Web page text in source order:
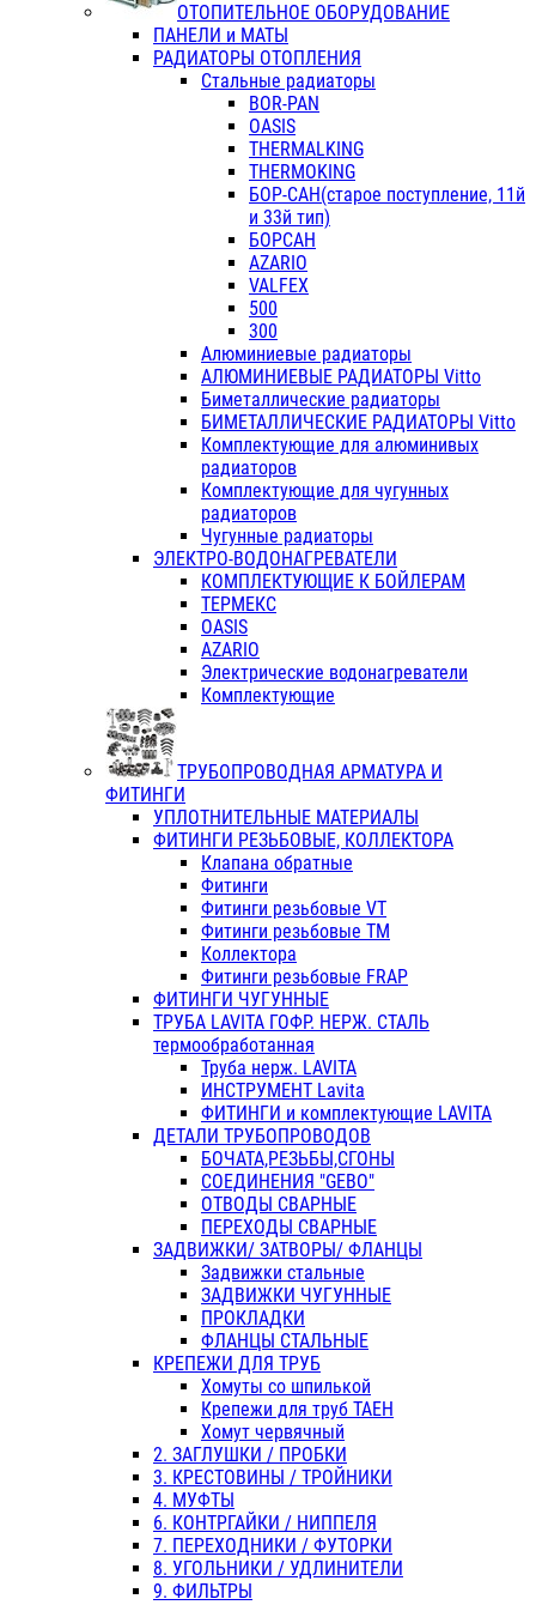
ОТОПИТЕЛЬНОЕ ОБОРУДОВАНИЕ
ПАНЕЛИ и МАТЫ
РАДИАТОРЫ ОТОПЛЕНИЯ
Стальные радиаторы
BOR-PAN
OASIS
THERMALKING
THERMOKING
БОР-САН(старое поступление, 11й
и 33й тип)
БОРСАН
AZARIO
VALFEX
500
300
Алюминиевые радиаторы
АЛЮМИНИЕВЫЕ РАДИАТОРЫ Vitto
Биметаллические радиаторы
БИМЕТАЛЛИЧЕСКИЕ РАДИАТОРЫ Vitto
Комплектующие для алюминивых
радиаторов
Комплектующие для чугунных
радиаторов
Чугунные радиаторы
ЭЛЕКТРО-ВОДОНАГРЕВАТЕЛИ
КОМПЛЕКТУЮЩИЕ К БОЙЛЕРАМ
ТЕРМЕКС
OASIS
AZARIO
Электрические водонагреватели
Комплектующие
ТРУБОПРОВОДНАЯ АРМАТУРА И
ФИТИНГИ
УПЛОТНИТЕЛЬНЫЕ МАТЕРИАЛЫ
ФИТИНГИ РЕЗЬБОВЫЕ, КОЛЛЕКТОРА
Клапана обратные
Фитинги
Фитинги резьбовые VT
Фитинги резьбовые ТМ
Коллектора
Фитинги резьбовые FRAP
ФИТИНГИ ЧУГУННЫЕ
ТРУБА LAVITA ГОФР. НЕРЖ. СТАЛЬ
термообработанная
Труба нерж. LAVITA
ИНСТРУМЕНТ Lavita
ФИТИНГИ и комплектующие LAVITA
ДЕТАЛИ ТРУБОПРОВОДОВ
БОЧАТА,РЕЗЬБЫ,СГОНЫ
СОЕДИНЕНИЯ "GEBO"
ОТВОДЫ СВАРНЫЕ
ПЕРЕХОДЫ СВАРНЫЕ
ЗАДВИЖКИ/ ЗАТВОРЫ/ ФЛАНЦЫ
Задвижки стальные
ЗАДВИЖКИ ЧУГУННЫЕ
ПРОКЛАДКИ
ФЛАНЦЫ СТАЛЬНЫЕ
КРЕПЕЖИ ДЛЯ ТРУБ
Хомуты со шпилькой
Крепежи для труб ТАЕН
Хомут червячный
2. ЗАГЛУШКИ / ПРОБКИ
3. КРЕСТОВИНЫ / ТРОЙНИКИ
4. МУФТЫ
6. КОНТРГАЙКИ / НИППЕЛЯ
7. ПЕРЕХОДНИКИ / ФУТОРКИ
8. УГОЛЬНИКИ / УДЛИНИТЕЛИ
9. ФИЛЬТРЫ